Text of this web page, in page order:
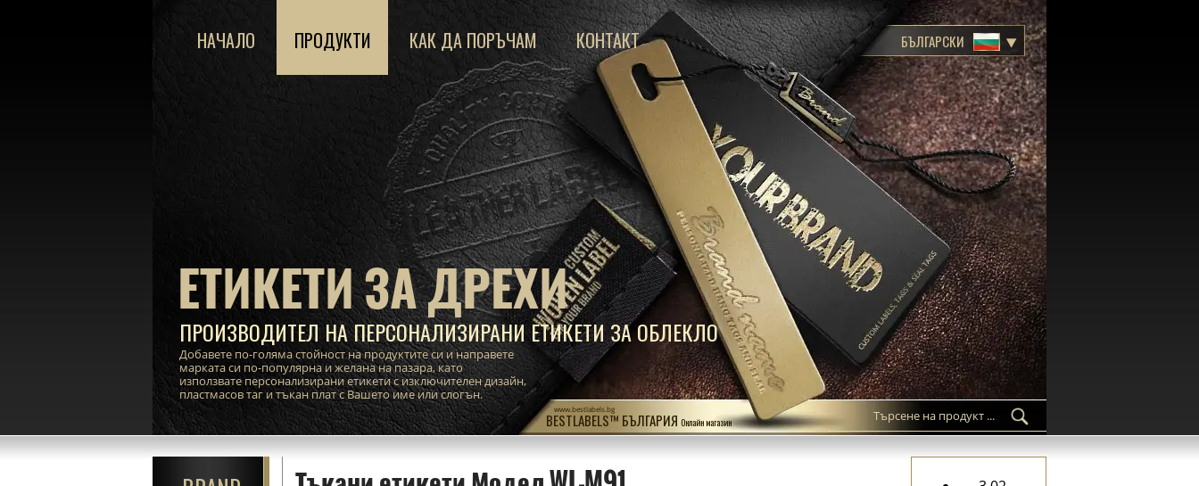
BESTLABELS™ БЪЛГАРИЯ Онлайн магазин
www.bestlabels.bg
ЕТИКЕТИ ЗА ДРЕХИ
ПРОИЗВОДИТЕЛ НА ПЕРСОНАЛИЗИРАНИ ЕТИКЕТИ ЗА ОБЛЕКЛО
Добавете по-голяма стойност на продуктите си и направете
марката си по-популярна и желана на пазара, като
използвате персонализирани етикети с изключителен дизайн,
пластмасов таг и тъкан плат с Вашето име или слогън.
НАЧАЛО ПРОДУКТИ КАК ДА ПОРЪЧАМ КОНТАКТ БЪЛГАРСКИ